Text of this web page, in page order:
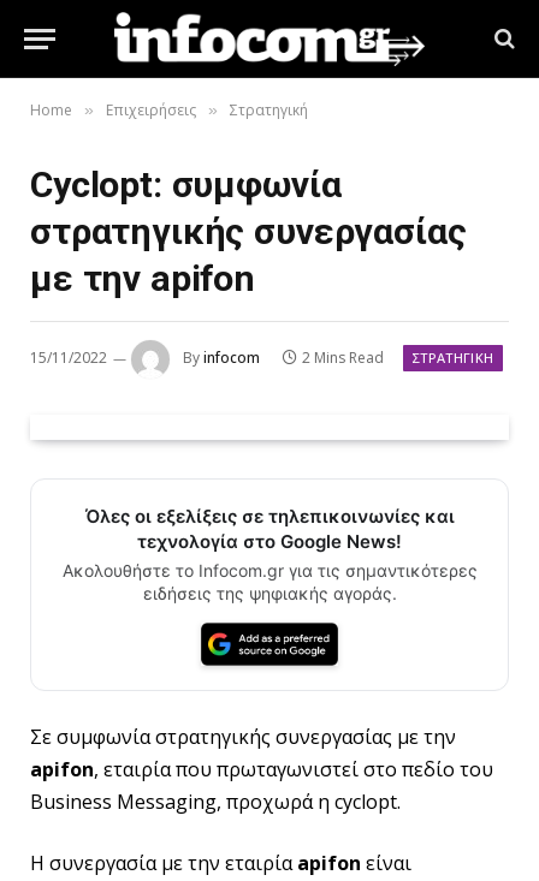
Home » Επιχειρήσεις » Στρατηγική
Cyclopt: συμφωνία
στρατηγικής συνεργασίας
με την apifon
15/11/2022 Byinfocom 2 Mins Read ΣΤΡΑΤΗΓΙΚΉ
Όλες οι εξελίξεις σε τηλεπικοινωνίες και
τεχνολογία στο Google News!
Ακολουθήστε το Infocom.gr για τις σημαντικότερες
ειδήσεις της ψηφιακής αγοράς.
Σε συμφωνία στρατηγικής συνεργασίας με την
apifon, εταιρία που πρωταγωνιστεί στο πεδίο του
Business Messaging, προχωρά η cyclopt.
Η συνεργασία με την εταιρίαapifon είναι